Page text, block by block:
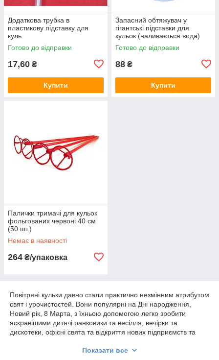
Додаткова трубка в
пластикову підставку для
куль
Готово до відправки
17,60 ₴
Купити
Запасний обтяжувач у
гігантські підставки для
кульок (наливається вода)
Готово до відправки
88 ₴
Купити
Палички тримачі для кульок
фольгованих червоні 40 см
(50 шт.)
Немає в наявності
264 ₴/упаковка
Повітряні кульки давно стали практично незмінним атрибутом
свят і урочистостей. Вони популярні на Дні народження,
Новий рік, 8 Марта, з їхньою допомогою легко зробити
яскравішими дитячі ранковики та весілля, вечірки та
дискотеки, офісні свята та відкриття нових підприємств та
використовують цей незатейний елемент дизайну,
Показати все